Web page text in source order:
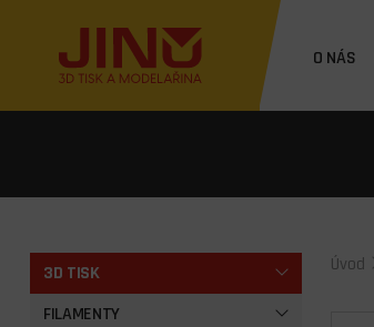
O NÁS
3D TISK
FILAMENTY
Úvod